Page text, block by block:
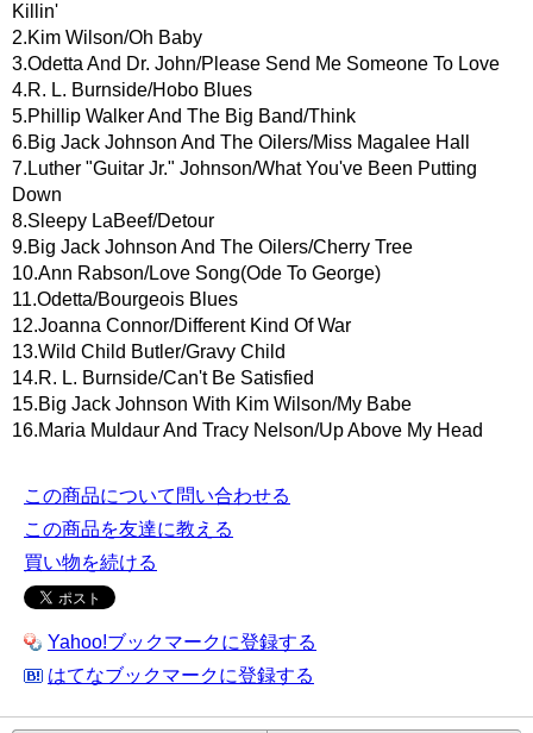
Killin'
2.Kim Wilson/Oh Baby
3.Odetta And Dr. John/Please Send Me Someone To Love
4.R. L. Burnside/Hobo Blues
5.Phillip Walker And The Big Band/Think
6.Big Jack Johnson And The Oilers/Miss Magalee Hall
7.Luther "Guitar Jr." Johnson/What You've Been Putting
Down
8.Sleepy LaBeef/Detour
9.Big Jack Johnson And The Oilers/Cherry Tree
10.Ann Rabson/Love Song(Ode To George)
11.Odetta/Bourgeois Blues
12.Joanna Connor/Different Kind Of War
13.Wild Child Butler/Gravy Child
14.R. L. Burnside/Can't Be Satisfied
15.Big Jack Johnson With Kim Wilson/My Babe
16.Maria Muldaur And Tracy Nelson/Up Above My Head
この商品について問い合わせる
この商品を友達に教える
買い物を続ける
Yahoo!ブックマークに登録する
はてなブックマークに登録する